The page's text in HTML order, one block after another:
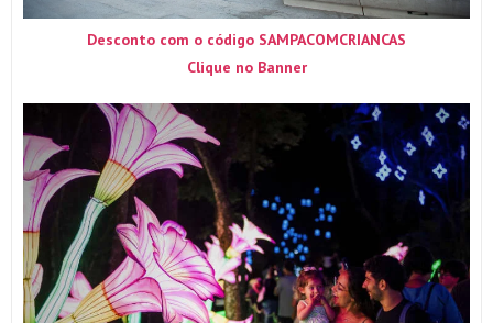
Desconto com o código SAMPACOMCRIANCAS
Clique no Banner